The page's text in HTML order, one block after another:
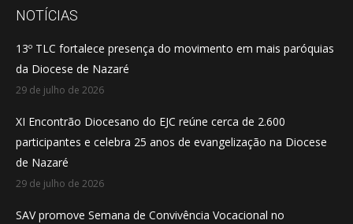
opens
new
window
opens
new
window
opens
new
window
NOTÍCIAS
13º TLC fortalece presença do movimento em mais paróquias
da Diocese de Nazaré
29 de julho de 2026
XI Encontrão Diocesano do EJC reúne cerca de 2.600
participantes e celebra 25 anos de evangelização na Diocese
de Nazaré
29 de julho de 2026
SAV promove Semana de Convivência Vocacional no